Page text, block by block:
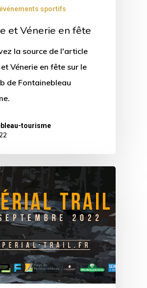
sportifs
et Vénerie en fête
la source de l'article
Vénerie en fête sur le
de Fontainebleau
tourisme